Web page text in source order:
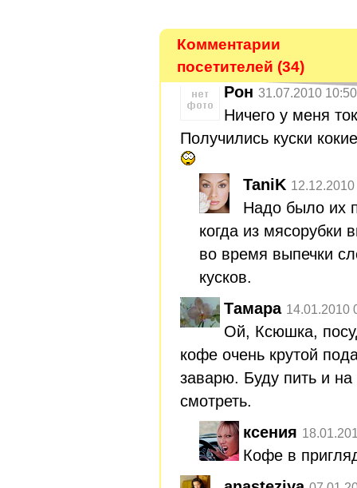
Комментарии
посетителей (34)
Рон 31.07.2010 10:50
Ничего у меня
Получились куски
TaniK
Надо было их
когда из мясорубки
во время выпечки
кусков.
Тамара 14.01.2010
Ой, Ксюшка,
кофе очень крутой
заварю. Буду пить и
смотреть.
ксения
Кофе в